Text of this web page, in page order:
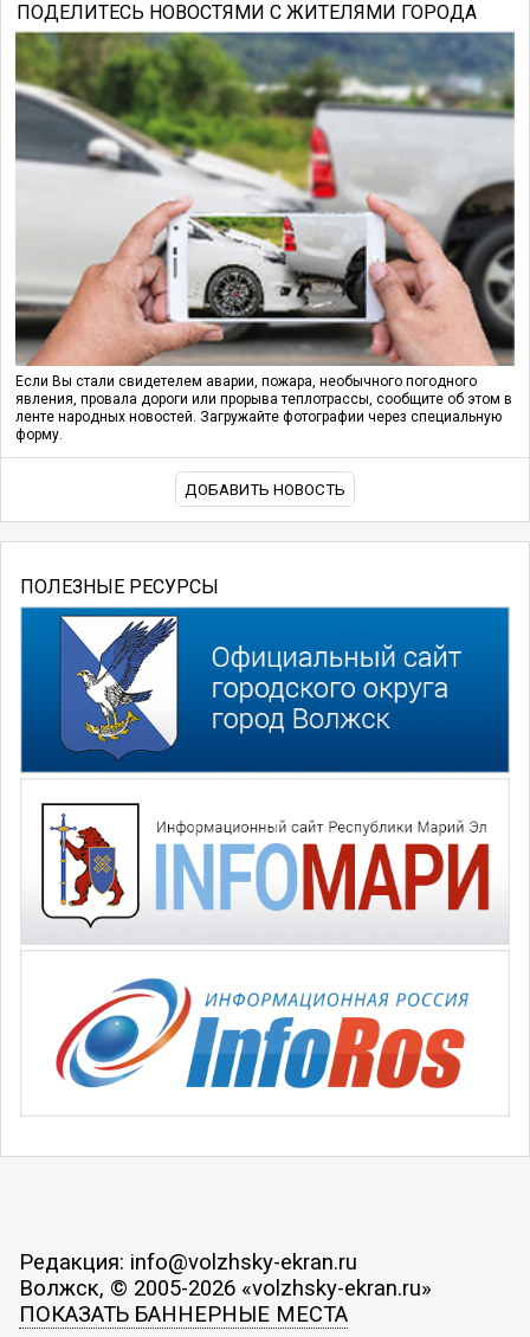
ПОДЕЛИТЕСЬ НОВОСТЯМИ С ЖИТЕЛЯМИ ГОРОДА
Если Вы стали свидетелем аварии, пожара, необычного погодного
явления, провала дороги или прорыва теплотрассы, сообщите об этом в
ленте народных новостей. Загружайте фотографии через специальную
форму.
ДОБАВИТЬ НОВОСТЬ
ПОЛЕЗНЫЕ РЕСУРСЫ
Редакция: info@volzhsky-ekran.ru
Волжск, © 2005-2026 «volzhsky-ekran.ru»
ПОКАЗАТЬ БАННЕРНЫЕ МЕСТА